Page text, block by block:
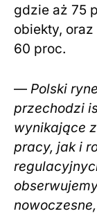
gdzie aż 75
obiekty,
60 proc.
— Polski
przechodzi
wynikające
pracy, jak i